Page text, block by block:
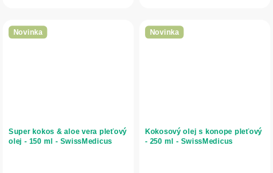
Novinka
Super kokos & aloe vera pleťový
olej - 150 ml - SwissMedicus
Novinka
Kokosový olej s konope pleťový
- 250 ml - SwissMedicus